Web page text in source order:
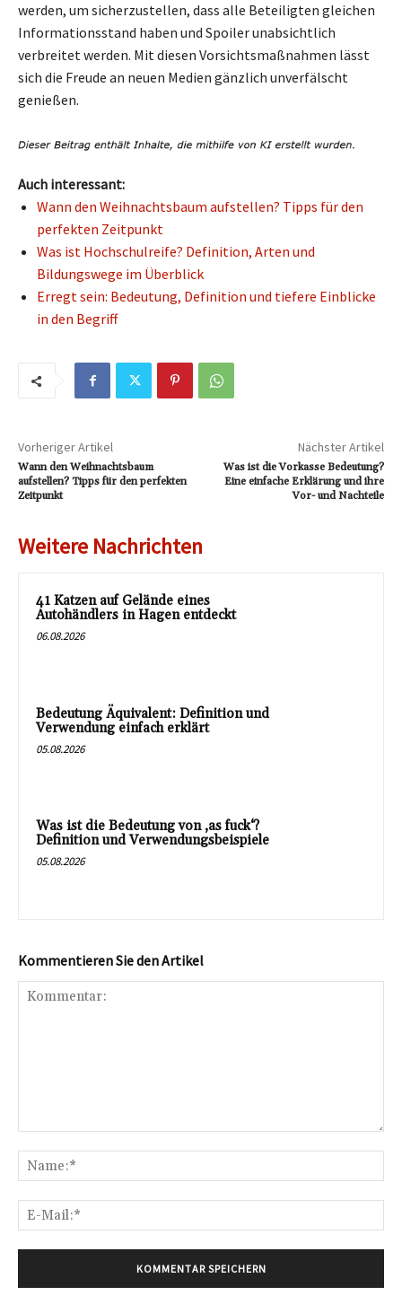
werden, um sicherzustellen, dass alle Beteiligten gleichen
Informationsstand haben und Spoiler unabsichtlich
verbreitet werden. Mit diesen Vorsichtsmaßnahmen lässt
sich die Freude an neuen Medien gänzlich unverfälscht
genießen.
Auch interessant:
Wann den Weihnachtsbaum aufstellen? Tipps für den
perfekten Zeitpunkt
Was ist Hochschulreife? Definition, Arten und
Bildungswege im Überblick
Erregt sein: Bedeutung, Definition und tiefere Einblicke
in den Begriff
Vorheriger Artikel
Wann den Weihnachtsbaum
aufstellen? Tipps für den perfekten
Zeitpunkt
Nächster Artikel
Was ist die Vorkasse Bedeutung?
Eine einfache Erklärung und ihre
Vor- und Nachteile
Weitere Nachrichten
41 Katzen auf Gelände eines
Autohändlers in Hagen entdeckt
06.08.2026
Bedeutung Äquivalent: Definition und
Verwendung einfach erklärt
05.08.2026
Was ist die Bedeutung von ‚as fuck‘?
Definition und Verwendungsbeispiele
05.08.2026
Kommentieren Sie den Artikel